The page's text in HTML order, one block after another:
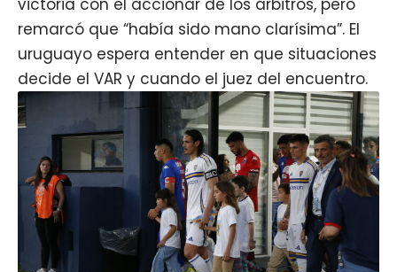
remarcó que “había sido mano clarísima”. El
uruguayo espera entender en que situaciones
decide el VAR y cuando el juez del encuentro.